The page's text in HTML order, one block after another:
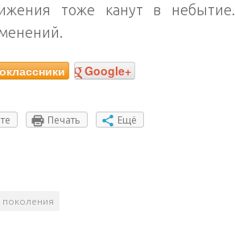
тоже канут в небытие.
Google+
Печать Ещё
поколения